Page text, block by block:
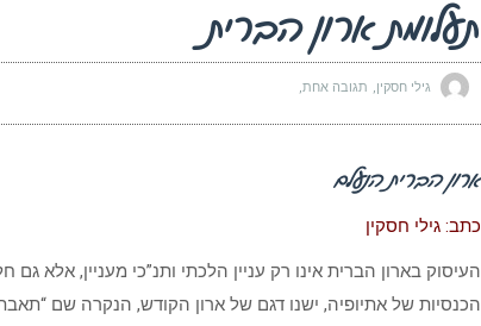
תעלומת ארון הברית
גילי חסקין תגובה אחת
ארון הברית הנעלם
כתב: גילי חסקין
העיסוק בארון הברית אינו רק עניין הלכתי ותנ”כי מעניין, אלא